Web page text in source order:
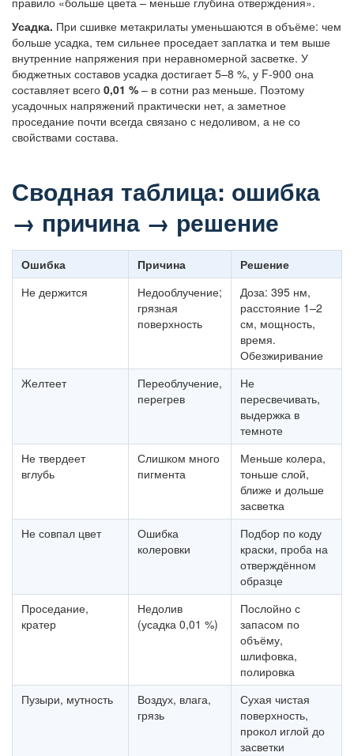
Усадка. При сшивке метакрилаты уменьшаются в объёме: чем
больше усадка, тем сильнее проседает заплатка и тем выше
внутренние напряжения при неравномерной засветке. У
бюджетных составов усадка достигает 5–8 %, у F-900 она
составляет всего 0,01 % – в сотни раз меньше. Поэтому
усадочных напряжений практически нет, а заметное
проседание почти всегда связано с недоливом, а не со
свойствами состава.
Сводная таблица: ошибка
→ причина → решение
Ошибка Причина
Решение
Не держится
Недооблучение;
грязная
поверхность
Доза: 395 нм,
расстояние 1–2
см, мощность,
время.
Обезжиривание
Желтеет
Переоблучение,
перегрев
Не
пересвечивать,
выдержка в
темноте
Не твердеет
вглубь
Слишком много
пигмента
Меньше колера,
тоньше слой,
ближе и дольше
засветка
Не совпал цвет
Ошибка
колеровки
Подбор по коду
краски, проба на
отверждённом
образце
Проседание,
кратер
Недолив
(усадка 0,01 %)
Послойно с
запасом по
объёму,
шлифовка,
полировка
Пузыри, мутность
Воздух, влага,
грязь
Сухая чистая
поверхность,
прокол иглой до
засветки